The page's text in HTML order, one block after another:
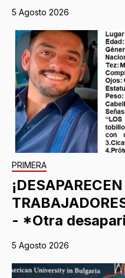
5 Agosto 2026
PRIMERA
- *Otra
5 Agosto 2026